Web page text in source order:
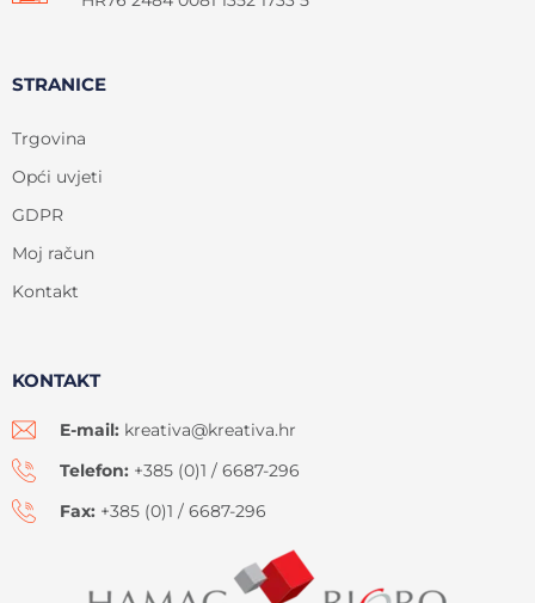
STRANICE
Trgovina
Opći uvjeti
GDPR
Moj račun
Kontakt
KONTAKT
E-mail: kreativa@kreativa.hr
Telefon: +385 (0)1 / 6687-296
Fax: +385 (0)1 / 6687-296